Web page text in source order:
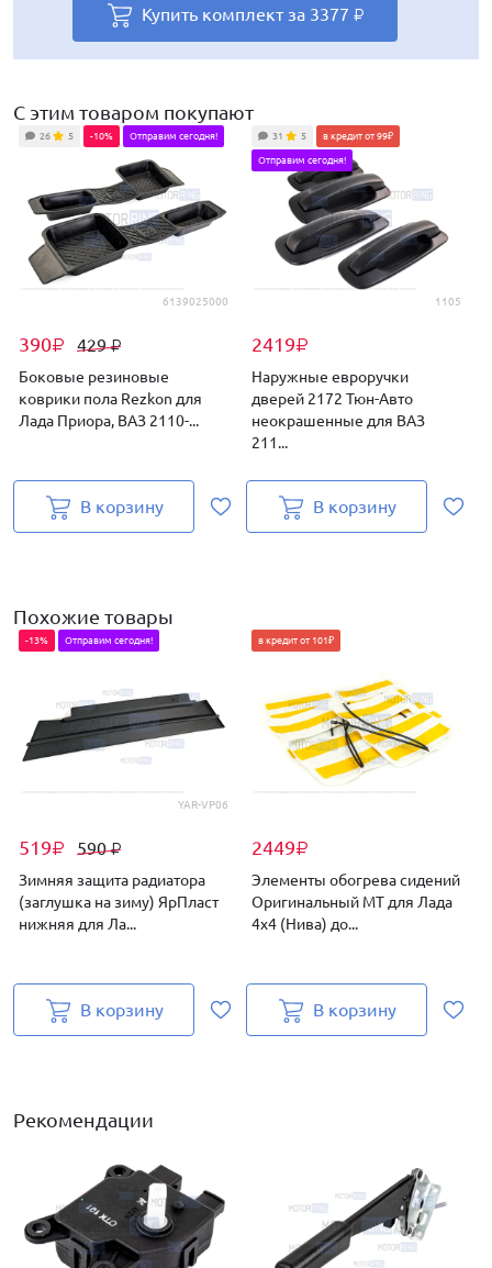
Купить комплект за 3377 ₽
Купить комплект за 3231 ₽
Купить комплект за 3005 ₽
₽
Купить комплект за 3167 ₽
Купить комплект за 2932 ₽
Купить комплект за 3532 ₽
Купить комплект за 2802 ₽
Купить комплект за 3829 ₽
С этим товаром покупают
6139025000
390₽ 429₽
26 5 -10% Отправим сегодня!
Боковые резиновые
коврики пола Rezkon для
Лада Приора, ВАЗ 2110-...
В корзину
1105
2419₽
31 5 в кредит от 99₽
Отправим сегодня!
Наружные евроручки
дверей 2172 Тюн-Авто
неокрашенные для ВАЗ
211...
В корзину
Похожие товары
YAR-VP06
519₽ 590₽
-13% Отправим сегодня!
Зимняя защита радиатора
(заглушка на зиму) ЯрПласт
нижняя для Ла...
В корзину
2449₽
в кредит от 101₽
Элементы обогрева сидений
Оригинальный МТ для Лада
4х4 (Нива) до...
В корзину
Рекомендации